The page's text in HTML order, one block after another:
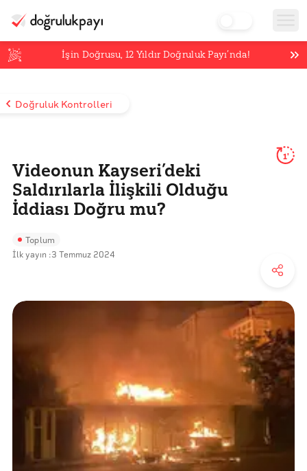
İşin Doğrusu,12 Yıldır Doğruluk Payı’nda!
Doğruluk Kontrolleri
Videonun Kayseri’deki
Saldırılarla İlişkili Olduğu
İddiası Doğru mu?
1'
Toplum
İlk yayın :3 Temmuz 2024